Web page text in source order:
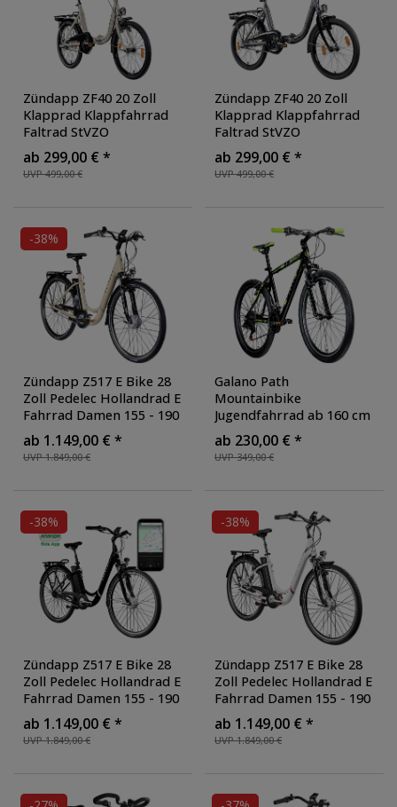
Zündapp ZF40 20 Zoll
Klapprad Klappfahrrad
Faltrad StVZO
Faltfahrrad Erwachsene
Damen Herren tiefer
Einstieg, Farbe: cream
UVP 499,00 €
ab 299,00 € *
Zündapp ZF40 20 Zoll
Klapprad Klappfahrrad
Faltrad StVZO
Faltfahrrad Erwachsene
Damen Herren tiefer
Einstieg, Farbe: grau
UVP 499,00 €
ab 299,00 € *
-38%
Zündapp Z517 E Bike 28
Zoll Pedelec Hollandrad E
Fahrrad Damen 155 - 190
cm mit 7 Gang
Nabenschaltung Rücktritt
Citybike Nabenmotor
UVP 1.849,00 €
ab 1.149,00 € *
Galano Path
Mountainbike
Jugendfahrrad ab 160 cm
Fahrrad 26 Zoll für
Mädchen Jungen oder
Erwachsene MTB
UVP 349,00 €
ab 230,00 € *
-38%
Zündapp Z517 E Bike 28
Zoll Pedelec Hollandrad E
Fahrrad Damen 155 - 190
cm mit 7 Gang
Nabenschaltung Rücktritt
Citybike Nabenmotor
UVP 1.849,00 €
ab 1.149,00 € *
-38%
Zündapp Z517 E Bike 28
Zoll Pedelec Hollandrad E
Fahrrad Damen 155 - 190
cm mit 7 Gang
Nabenschaltung Rücktritt
Citybike Nabenmotor
UVP 1.849,00 €
ab 1.149,00 € *